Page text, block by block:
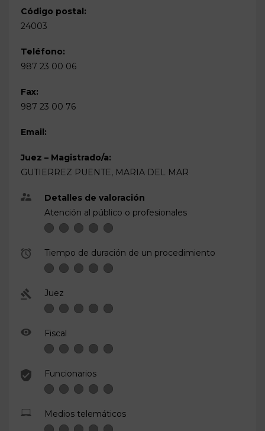
Código postal:
24003
Teléfono:
987 23 00 06
Fax:
987 23 00 76
Email:
Juez – Magistrado/a:
GUTIERREZ PUENTE, MARIA DEL MAR
Detalles de valoración
Atención al público o profesionales
Tiempo de duración de un procedimiento
Juez
Fiscal
Funcionarios
Medios telemáticos